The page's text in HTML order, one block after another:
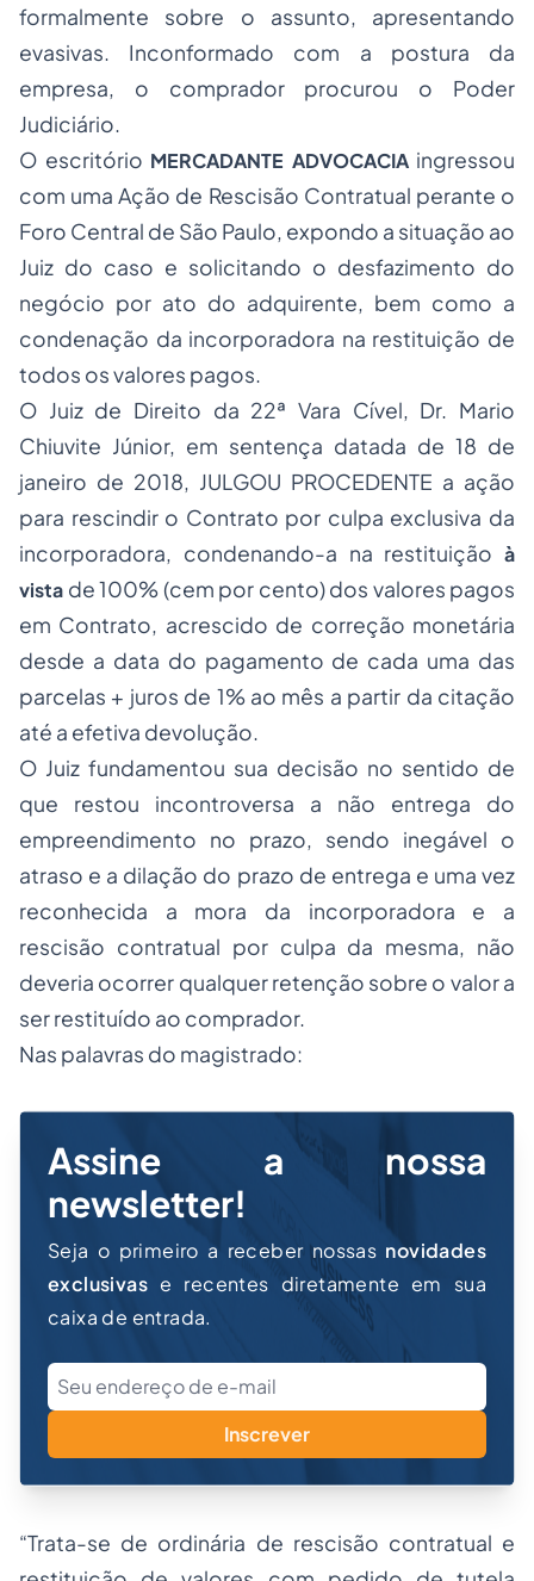
formalmente sobre o assunto, apresentando
evasivas. Inconformado com a postura da
empresa, o comprador procurou o Poder
Judiciário.
O escritório MERCADANTE ADVOCACIAingressou
com uma Ação de Rescisão Contratual perante o
Foro Central de São Paulo, expondo a situação ao
Juiz do caso e solicitando o desfazimento do
negócio por ato do adquirente, bem como a
condenação da incorporadora na restituição de
todos os valores pagos.
O Juiz de Direito da 22ª Vara Cível, Dr. Mario
Chiuvite Júnior, em sentença datada de 18 de
janeiro de 2018, JULGOU PROCEDENTE a ação
para rescindir o Contrato por culpa exclusiva da
incorporadora, condenando-a na restituição à
vista de 100% (cem por cento) dos valores pagos
em Contrato, acrescido de correção monetária
desde a data do pagamento de cada uma das
parcelas + juros de 1% ao mês a partir da citação
até a efetiva devolução.
O Juiz fundamentou sua decisão no sentido de
que restou incontroversa a não entrega do
empreendimento no prazo, sendo inegável o
atraso e a dilação do prazo de entrega e uma vez
reconhecida a mora da incorporadora e a
rescisão contratual por culpa da mesma, não
deveria ocorrer qualquer retenção sobre o valor a
ser restituído ao comprador.
Nas palavras do magistrado:
Assine a nossa
newsletter!
Seja o primeiro a receber nossas novidades
exclusivas e recentes diretamente em sua
caixa de entrada.
Inscrever
“Trata-se de ordinária de rescisão contratual e